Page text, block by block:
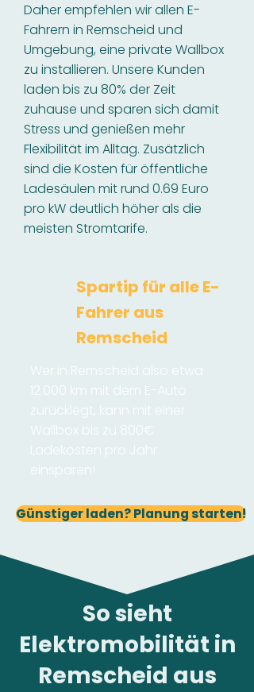
Daher empfehlen wir allen E-
Fahrern in Remscheid und
Umgebung, eine private Wallbox
zu installieren. Unsere Kunden
laden bis zu 80% der Zeit
zuhause und sparen sich damit
Stress und genießen mehr
Flexibilität im Alltag. Zusätzlich
sind die Kosten für öffentliche
Ladesäulen mit rund 0.69 Euro
pro kW deutlich höher als die
meisten Stromtarife.
Spartip für alle E-
Fahrer aus
Remscheid
Wer in Remscheid also etwa
12.000 km mit dem E-Auto
zurücklegt, kann mit einer
Wallbox bis zu 800€
Ladekosten pro Jahr
einsparen!
Günstiger laden? Planung starten!
So sieht
Elektromobilität in
Remscheid aus